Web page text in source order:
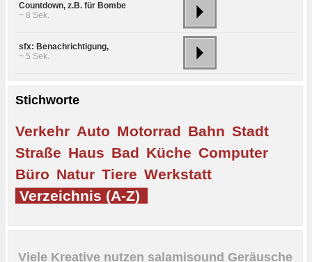
Countdown, z.B. für Bombe
~ 8 Sek.
sfx: Benachrichtigung,
~ 5 Sek.
Stichworte
Verkehr Auto Motorrad Bahn Stadt
Straße Haus Bad Küche Computer
Büro Natur Tiere Werkstatt
Verzeichnis (A-Z)
Viele Kreative nutzen salamisound Geräusche